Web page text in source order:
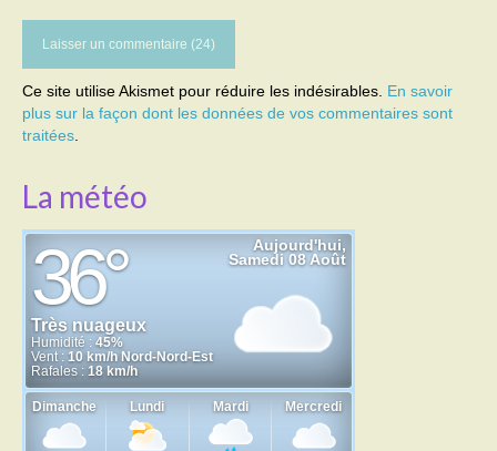
Ce site utilise Akismet pour réduire les indésirables. En savoir
plus sur la façon dont les données de vos commentaires sont
traitées
La météo